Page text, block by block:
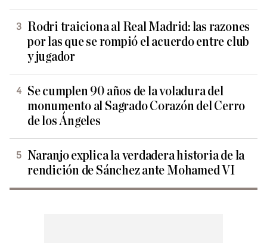
Rodri traiciona al Real Madrid: las razones
por las que se rompió el acuerdo entre club
y jugador
Se cumplen 90 años de la voladura del
monumento al Sagrado Corazón del Cerro
de los Ángeles
Naranjo explica la verdadera historia de la
rendición de Sánchez ante Mohamed VI